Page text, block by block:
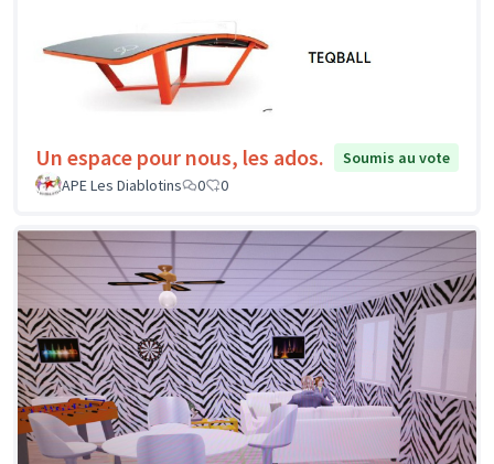
Un espace pour nous, les ados.
Soumis au vote
APE Les Diablotins
0 0